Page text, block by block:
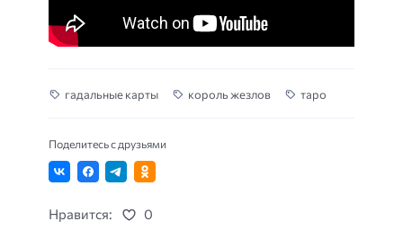
гадальные карты король жезлов таро
Поделитесь с друзьями
Нравится: 0